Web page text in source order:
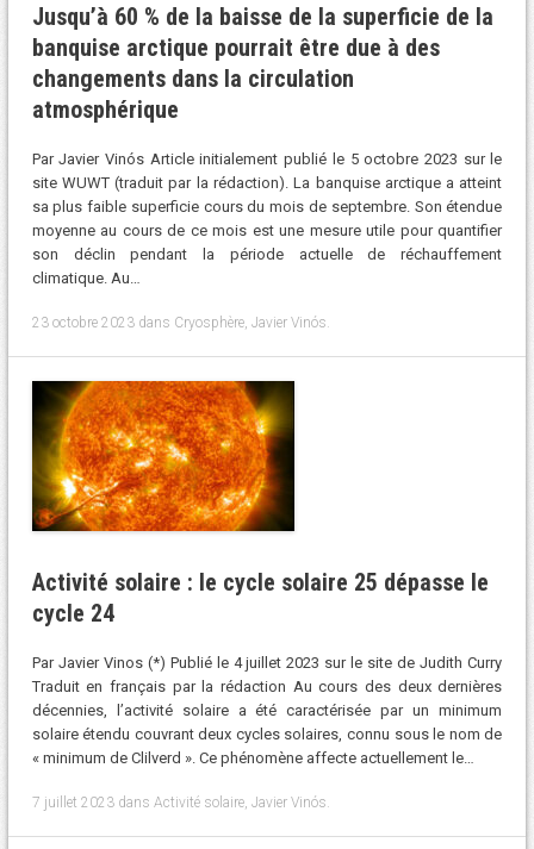
Jusqu’à 60 % de la baisse de la superficie de la
banquise arctique pourrait être due à des
changements dans la circulation
atmosphérique
Par Javier Vinós Article initialement publié le 5 octobre 2023 sur le
site WUWT (traduit par la rédaction). La banquise arctique a atteint
sa plus faible superficie cours du mois de septembre. Son étendue
moyenne au cours de ce mois est une mesure utile pour quantifier
son déclin pendant la période actuelle de réchauffement
climatique. Au…
23 octobre 2023dans Cryosphère, Javier Vinós
Activité solaire : le cycle solaire 25 dépasse le
cycle 24
Par Javier Vinos (*) Publié le 4 juillet 2023 sur le site de Judith Curry
Traduit en français par la rédaction Au cours des deux dernières
décennies, l’activité solaire a été caractérisée par un minimum
solaire étendu couvrant deux cycles solaires, connu sous le nom de
« minimum de Clilverd ». Ce phénomène affecte actuellement le…
7 juillet 2023dans Activité solaire, Javier Vinós